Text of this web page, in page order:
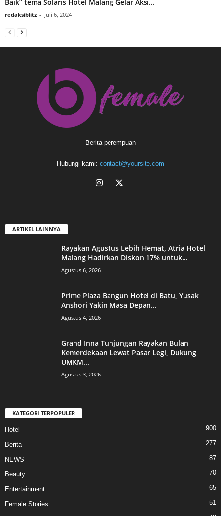
Baik” tema Solaris Hotel Malang Gelar Aksi...
redaksiblitz - Juli 6, 2024
Berita perempuan
Hubungi kami: contact@yoursite.com
ARTIKEL LAINNYA
Rayakan Agustus Lebih Hemat, Atria Hotel
Malang Hadirkan Diskon 17% untuk...
Agustus 6, 2026
Prime Plaza Bangun Hotel di Batu, Yusak
Anshori Yakin Masa Depan...
Agustus 4, 2026
Grand Inna Tunjungan Rayakan Bulan
Kemerdekaan Lewat Pasar Legi, Dukung
UMKM...
Agustus 3, 2026
KATEGORI TERPOPULER
Hotel 900
Berita 277
NEWS 87
Beauty 70
Entertainment 65
Female Stories 51